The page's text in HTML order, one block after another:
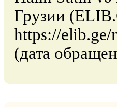
Грузии
https://
(дата